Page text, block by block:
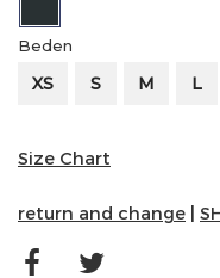
Anthracite
Beden
XS S M L
Size Chart
return and change